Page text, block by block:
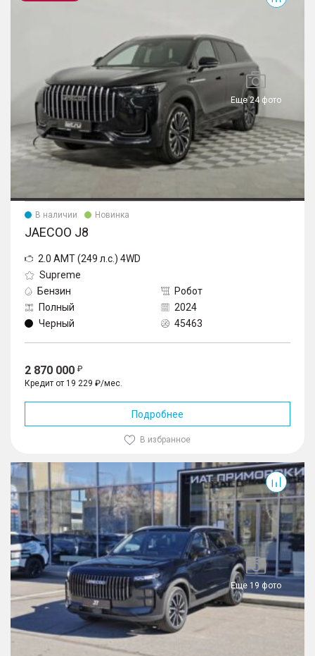
Еще 24 фото
В наличии Новинка
JAECOO J8
2.0 AMT (249 л.с.) 4WD
Supreme
Бензин
Робот
Полный
2024
Черный
45463
2 870 000
Кредит от 19 229 ₽/мес.
Подробнее
В избранное
Еще 19 фото